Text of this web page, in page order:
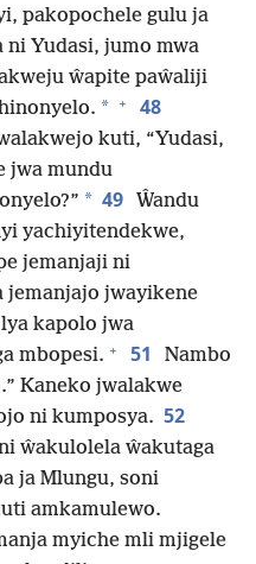
pakopochele gulu ja
Yudasi, jumo mwa
ŵapite paŵaliji
* + 48
kuti, “Yudasi,
jwa mundu
* 49 Ŵandu
yachiyitendekwe,
jemanjaji ni
jemanjajo jwayikene
kapolo jwa
mbopesi. + 51
Nambo
Kaneko jwalakwe
ni kumposya. 52
ŵakulolela ŵakutaga
ja Mlungu, soni
amkamulewo.
myiche mli mjigele